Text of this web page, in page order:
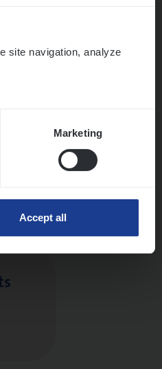
site navigation, analyze
Marketing
Accept all